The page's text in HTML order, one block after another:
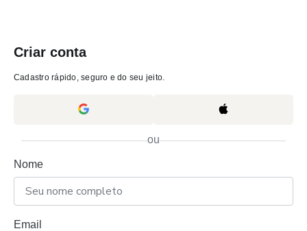
Criar conta
Cadastro rápido, seguro e do seu jeito.
ou
Nome
Email